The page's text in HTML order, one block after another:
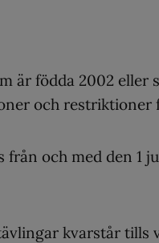
är födda 2002
och
från och med den 1
kvarstår tills